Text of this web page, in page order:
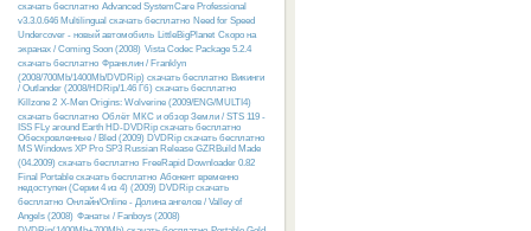
скачать бесплатно Advanced SystemCare Professional
v3.3.0.646 Multilingual скачать бесплатно Need for Speed
Undercover - новый автомобиль LittleBigPlanet Скоро на
экранах / Coming Soon (2008) Vista Codec Package 5.2.4
скачать бесплатно Франклин / Franklyn
(2008/700Mb/1400Mb/DVDRip) скачать бесплатно Викинги
/ Outlander (2008/HDRip/1.46 Гб) скачать бесплатно
Killzone 2 X-Men Origins: Wolverine (2009/ENG/MULTI4)
скачать бесплатно Облёт МКС и обзор Земли / STS 119 -
ISS FLy around Earth HD-DVDRip скачать бесплатно
Обескровленные / Bled (2009) DVDRip скачать бесплатно
MS Windows XP Pro SP3 Russian Release GZRBuild Made
(04.2009) скачать бесплатно FreeRapid Downloader 0.82
Final Portable скачать бесплатно Абонент временно
недоступен (Серии 4 из 4) (2009) DVDRip скачать
бесплатно Онлайн/Online - Долина ангелов / Valley of
Angels (2008) Фанаты / Fanboys (2008)